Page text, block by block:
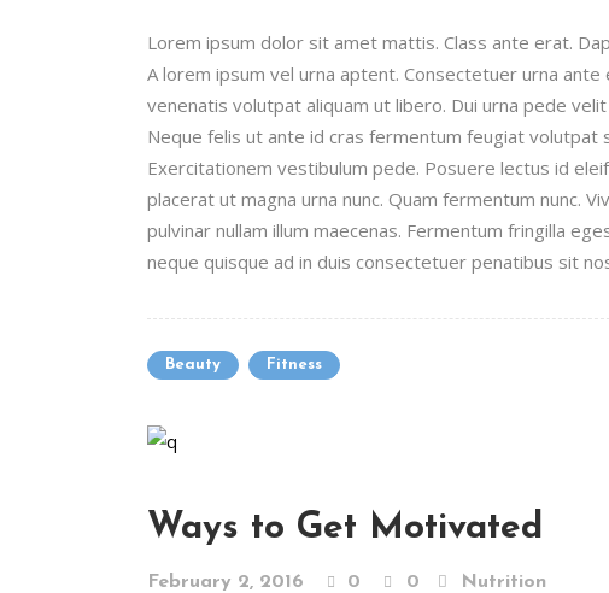
Lorem ipsum dolor sit amet mattis. Class ante erat.
A lorem ipsum vel urna aptent. Consectetuer urna
venenatis volutpat aliquam ut libero. Dui urna pede
Neque felis ut ante id cras fermentum feugiat volutpat
Exercitationem vestibulum pede. Posuere lectus id
placerat ut magna urna nunc. Quam fermentum nunc.
pulvinar nullam illum maecenas. Fermentum fringilla
neque quisque ad in duis consectetuer penatibus sit
Beauty Fitness
Ways to Get Motivated
February 2, 2016 0 0 Nutrition